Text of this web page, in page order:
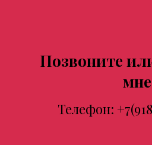
Позвоните
Телефон: